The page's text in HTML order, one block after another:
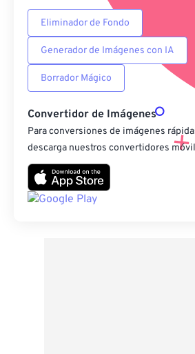
Eliminador de Fondo
Generador de Imágenes con IA
Borrador Mágico
Convertidor de Imágenes
Para conversiones de imágenes
descarga nuestros convertidores